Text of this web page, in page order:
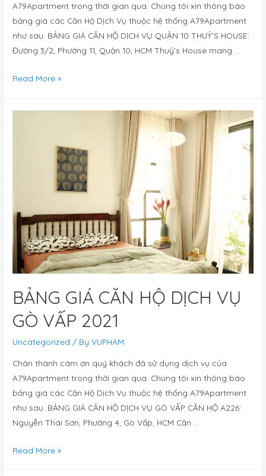
A79Apartment trong thời gian qua. Chúng tôi xin thông báo
bảng giá các Căn Hộ Dịch Vụ thuộc hệ thống A79Apartment
như sau. BẢNG GIÁ CĂN HỘ DỊCH VỤ QUẬN 10 THUỶ’S HOUSE:
Đường 3/2, Phường 11, Quận 10, HCM Thuỷ’s House mang …
Read More »
BẢNG GIÁ CĂN HỘ DỊCH VỤ
GÒ VẤP 2021
Uncategorized / ByVUPHAM
Chân thành cám ơn quý khách đã sử dụng dịch vụ của
A79Apartment trong thời gian qua. Chúng tôi xin thông báo
bảng giá các Căn Hộ Dịch Vụ thuộc hệ thống A79Apartment
như sau. BẢNG GIÁ CĂN HỘ DỊCH VỤ GÒ VẤP CĂN HỘ A226:
Nguyễn Thái Sơn, Phường 4, Gò Vấp, HCM Căn …
Read More »